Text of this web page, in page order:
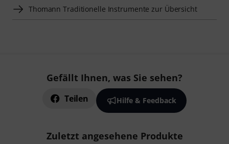
Thomann Traditionelle Instrumente zur Übersicht
Gefällt Ihnen, was Sie sehen?
Teilen Hilfe & Feedback
Zuletzt angesehene Produkte